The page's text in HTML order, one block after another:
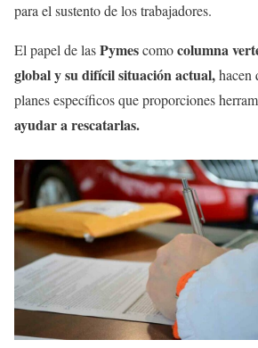
para el sustento de los trabajadores.
El papel de lasPymescomocolumna
global y su difícil situación actual,hacen
planes específicos que proporciones
ayudar a rescatarlas.